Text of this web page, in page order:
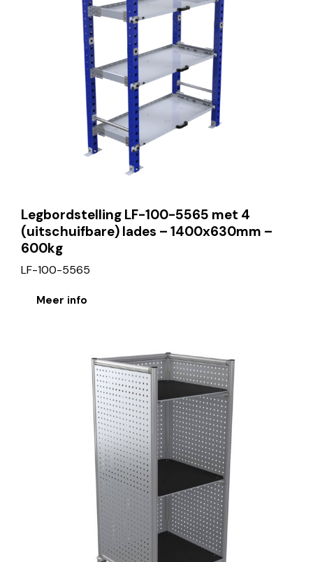
Legbordstelling LF-100-5565 met 4
(uitschuifbare) lades – 1400x630mm –
600kg
LF-100-5565
Meer info